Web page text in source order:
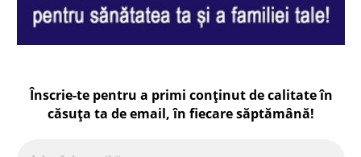
Înscrie-te pentru a primi conținut de calitate în
căsuța ta de email, în fiecaresăptămână!